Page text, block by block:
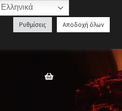
Ρυθμίσεις Αποδοχή όλων
Ελληνικά